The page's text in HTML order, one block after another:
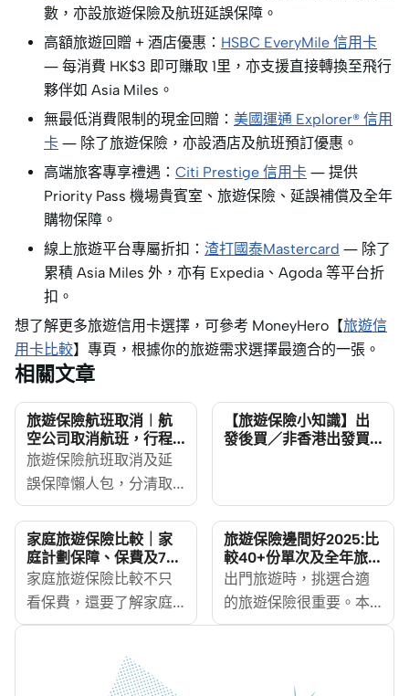
數，亦設旅遊保險及航班延誤保障。
高額旅遊回贈 + 酒店優惠： HSBC EveryMile 信用卡
— 每消費 HK$3 即可賺取 1里，亦支援直接轉換至飛行
夥伴如 Asia Miles。
無最低消費限制的現金回贈： 美國運通 Explorer® 信用
卡 — 除了旅遊保險，亦設酒店及航班預訂優惠。
高端旅客專享禮遇： Citi Prestige 信用卡 — 提供
Priority Pass 機場貴賓室、旅遊保險、延誤補償及全年
購物保障。
線上旅遊平台專屬折扣： 渣打國泰Mastercard — 除了
累積 Asia Miles 外，亦有 Expedia、Agoda 等平台折
扣。
想了解更多旅遊信用卡選擇，可參考 MoneyHero【旅遊信
用卡比較】專頁，根據你的旅遊需求選擇最適合的一張。
相關文章
旅遊保險航班取消︱航
空公司取消航班，行程
受阻／延誤旅保賠嗎？
旅遊保險航班取消及延
誤保障懶人包，分清取
消行程、旅程中斷、受
保原因、不保事項及索
償文件。航空公司取消
航班或航班延誤，不代
表旅遊保險必然賠償。
受保人應先向航空公司
航班安排；如仍有不可
【旅遊保險小知識】出
發後買／非香港出發買
家庭旅遊保險比較｜家
庭計劃保障、保費及7大
投保注意事項
家庭旅遊保險比較不只
看保費，還要了解家庭
計劃與個人旅保的分
人數限制，以及海外醫
旅遊保險邊間好2025:比
較40+份單次及全年旅遊
保險價錢及受保範圍
出門旅遊時，挑選合適
的旅遊保險很重要。本
文幫您比較了40多種單